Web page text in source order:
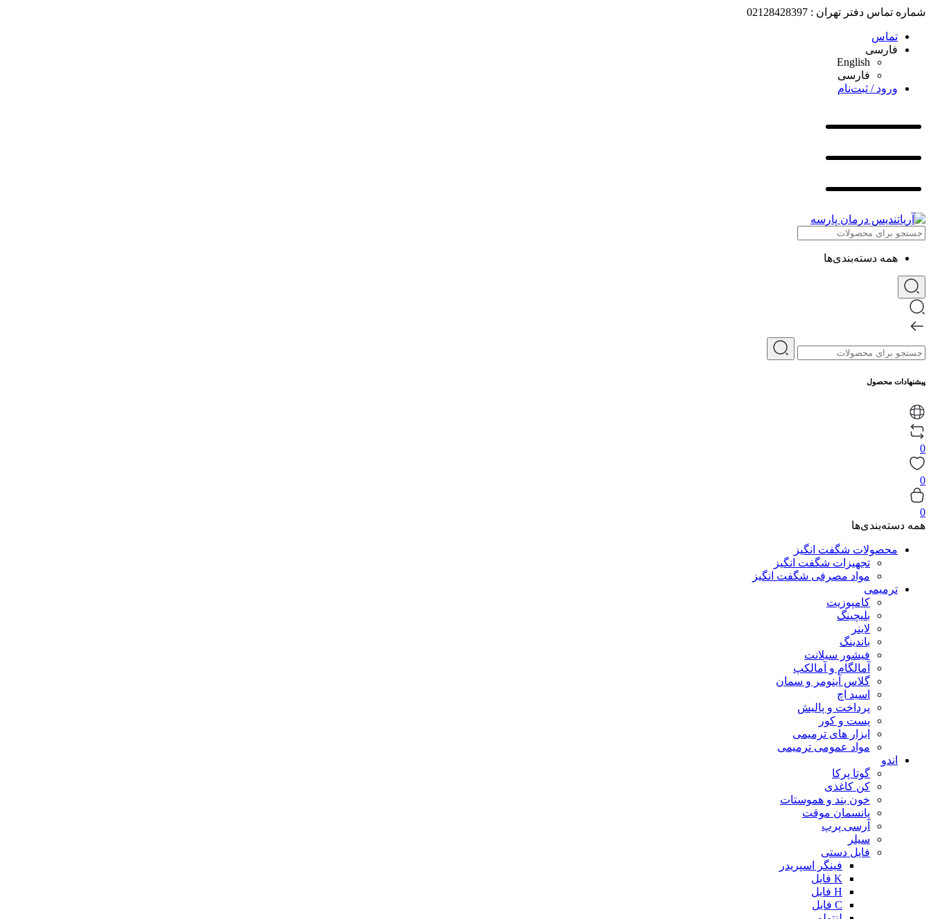
شماره تماس دفتر تهران : 02128428397
تماس
فارسی
English
فارسی
ورود / ثبت‌نام
همه دسته‌بندی‌ها
پیشنهادات محصول
0
0
0
همه دسته‌بندی‌ها
محصولات شگفت انگیز
تجهیزات شگفت انگیز
مواد مصرفی شگفت انگیز
ترمیمی
کامپوزیت
بلیچینگ
لاینر
باندینگ
فیشور سیلانت
آمالگام و آمالکپ
گلاس آینومر و سمان
اسید اچ
پرداخت و پالیش
پست و کور
ابزار های ترمیمی
مواد عمومی ترمیمی
اندو
گوتا پرکا
کن کاغذی
خون بند و هموستات
پانسمان موقت
آرسی پرپ
سیلر
فایل دستی
فینگر اسپریدر
K فایل
H فایل
C فایل